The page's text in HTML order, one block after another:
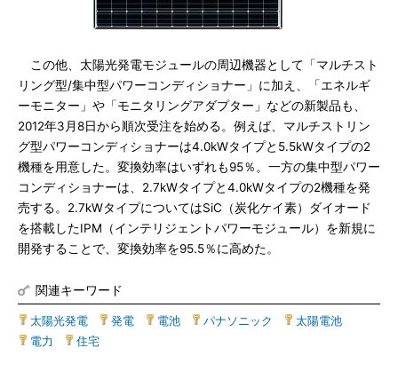
この他、太陽光発電モジュールの周辺機器として「マルチスト
リング型/集中型パワーコンディショナー」に加え、「エネルギ
ーモニター」や「モニタリングアダプター」などの新製品も、
2012年3月8日から順次受注を始める。例えば、マルチストリン
グ型パワーコンディショナーは4.0kWタイプと5.5kWタイプの2
機種を用意した。変換効率はいずれも95％。一方の集中型パワー
コンディショナーは、2.7kWタイプと4.0kWタイプの2機種を発
売する。2.7kWタイプについてはSiC（炭化ケイ素）ダイオード
を搭載したIPM（インテリジェントパワーモジュール）を新規に
開発することで、変換効率を95.5％に高めた。
関連キーワード
太陽光発電 発電 電池 パナソニック 太陽電池
電力
住宅